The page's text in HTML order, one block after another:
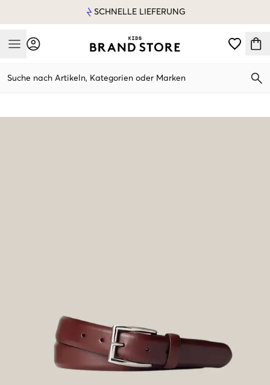
SCHNELLE LIEFERUNG
Mobile Menu
Suche nach Artikeln, Kategorien oder Marken